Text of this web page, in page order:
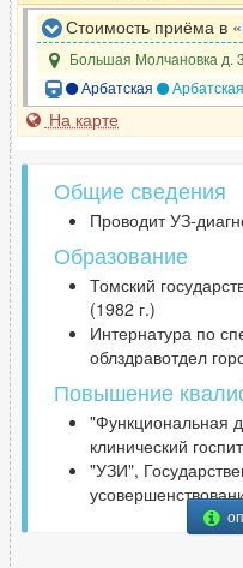
Стоимость приёма в «
Большая Молчановка д.
Арбатская
Арбатская
На карте
Общие сведения
Проводит УЗ-
Образование
Томский
(1982 г.)
Интернатура по
облздравотдел
Повышение
"Функциональная
клинический
"УЗИ",